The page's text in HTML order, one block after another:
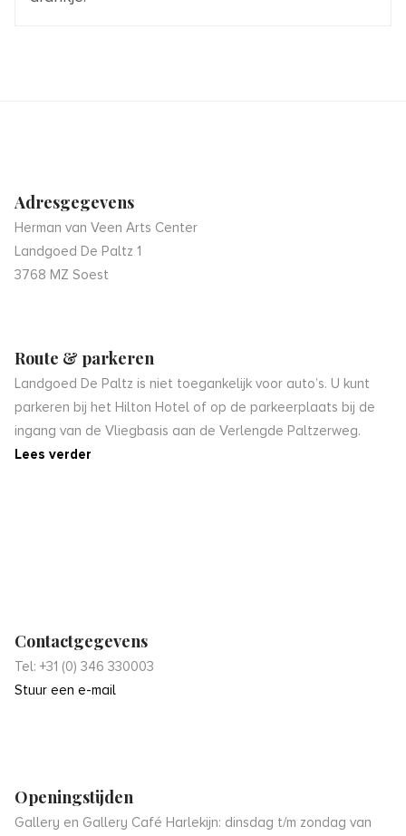
Adresgegevens
Herman van Veen Arts Center
Landgoed De Paltz 1
3768 MZ Soest
Route & parkeren
Landgoed De Paltz is niet toegankelijk voor auto’s. U kunt
parkeren bij het Hilton Hotel of op de parkeerplaats bij de
ingang van de Vliegbasis aan de Verlengde Paltzerweg.
Lees verder
Contactgegevens
Tel: +31 (0) 346 330003
Stuur een e-mail
Openingstijden
Gallery en Gallery Café Harlekijn: dinsdag t/m zondag van